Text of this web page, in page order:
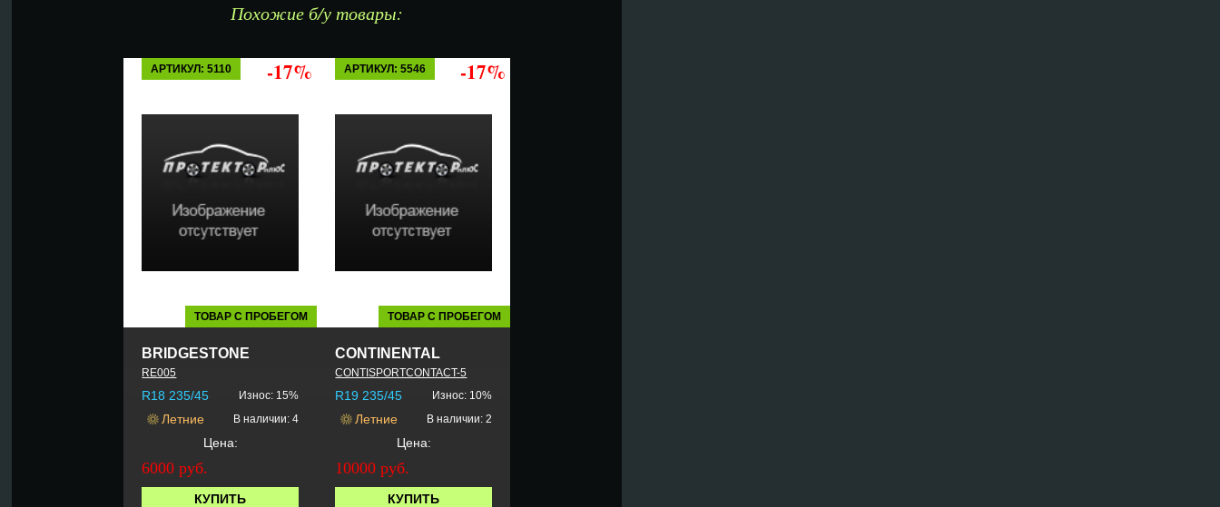
Похожие б/у товары:
АРТИКУЛ: 5110 -17%
ТОВАР С ПРОБЕГОМ
BRIDGESTONE
RE005
R18 235/45 Износ: 15%
Летние В наличии: 4
Цена:
6000 руб.
КУПИТЬ
АРТИКУЛ: 5546 -17%
ТОВАР С ПРОБЕГОМ
CONTINENTAL
CONTISPORTCONTACT-5
R19 235/45 Износ: 10%
Летние В наличии: 2
Цена:
10000 руб.
КУПИТЬ